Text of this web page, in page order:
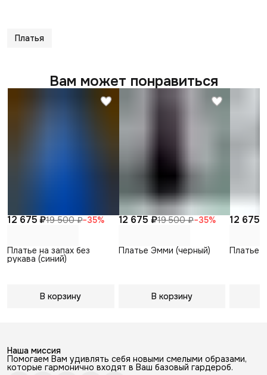
Платья
Вам может понравиться
12 675 ₽19 500 ₽−35%
Платье на запах без
рукава (синий)
В корзину
12 675 ₽19 500 ₽−35%
Платье Эмми (черный)
В корзину
12 675
Платье
Наша миссия
Помогаем Вам удивлять себя новыми смелыми образами,
которые гармонично входят в Ваш базовый гардероб.